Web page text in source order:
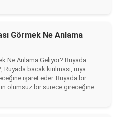
Görmek Ne Anlama
Ne Anlama Geliyor? Rüyada
Rüyada bacak kırılması, rüya
işaret eder. Rüyada bir
olumsuz bir sürece gireceğine